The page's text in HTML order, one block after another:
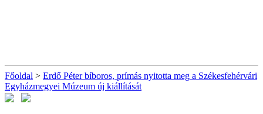
Főoldal > Erdő Péter bíboros, prímás nyitotta meg a Székesfehérvári
Egyházmegyei Múzeum új kiállítását